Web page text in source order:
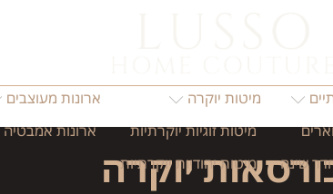
שינה
מיטות יוקרה
מיטות זוגיות יוקרתיות
מיטות יהודיות יוקרתיות
ארונות מעוצבים
ארונות אמבטיה
יוקרה